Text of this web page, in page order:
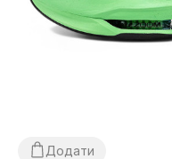
Додати